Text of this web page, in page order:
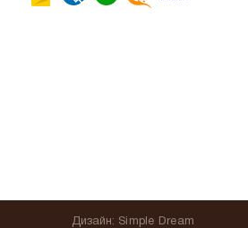
Дизайн: Simple Dream